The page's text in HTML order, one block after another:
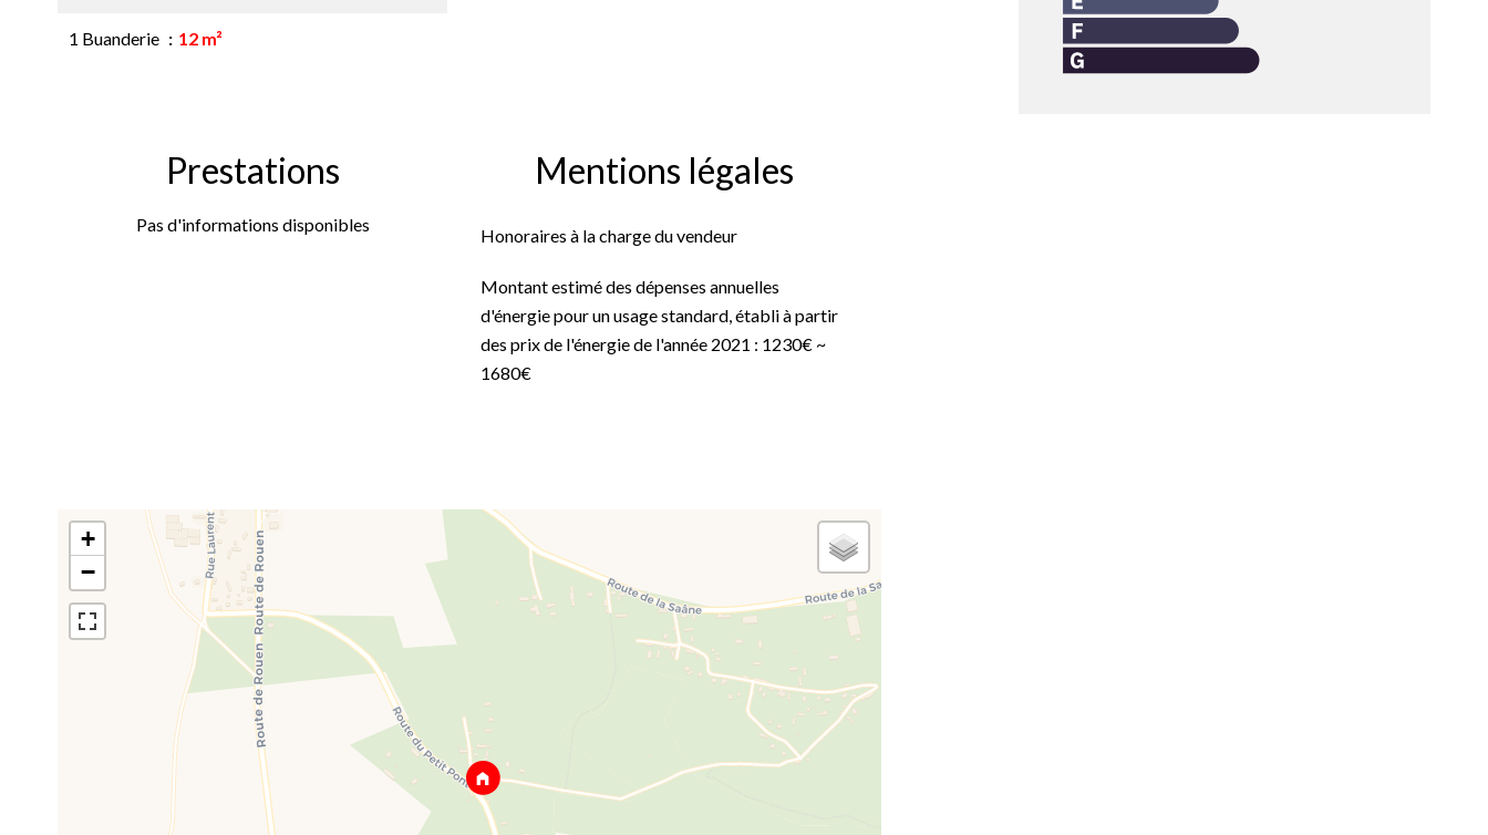
1 Buanderie 12 m²
Prestations
Pas d'informations disponibles
Mentions légales
Honoraires à la charge du vendeur
Montant estimé des dépenses annuelles
d'énergie pour un usage standard, établi à partir
des prix de l'énergie de l'année 2021 : 1230€ ~
1680€
+
−